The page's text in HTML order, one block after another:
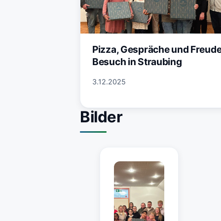
Pizza, Gespräche und
Besuch in Straubing
3.12.2025
Bilder